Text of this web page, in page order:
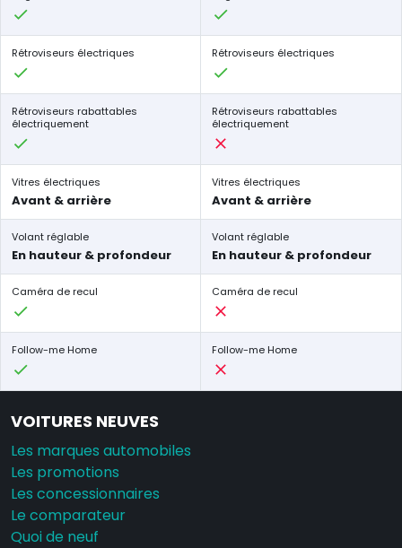
Rétroviseurs électriques Rétroviseurs électriques
Rétroviseurs rabattables
électriquement
Rétroviseurs rabattables
électriquement
Vitres électriques
Avant & arrière
Vitres électriques
Avant & arrière
Volant réglable
En hauteur & profondeur
Volant réglable
En hauteur & profondeur
Caméra de recul Caméra de recul
Follow-me Home Follow-me Home
VOITURES NEUVES
Les marques automobiles
Les promotions
Les concessionnaires
Le comparateur
Quoi de neuf